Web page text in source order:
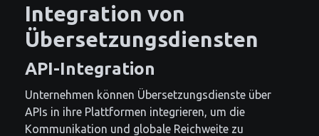
Integration von
Übersetzungsdiensten
API-Integration
Unternehmen können Übersetzungsdienste über
APIs in ihre Plattformen integrieren, um die
Kommunikation und globale Reichweite zu